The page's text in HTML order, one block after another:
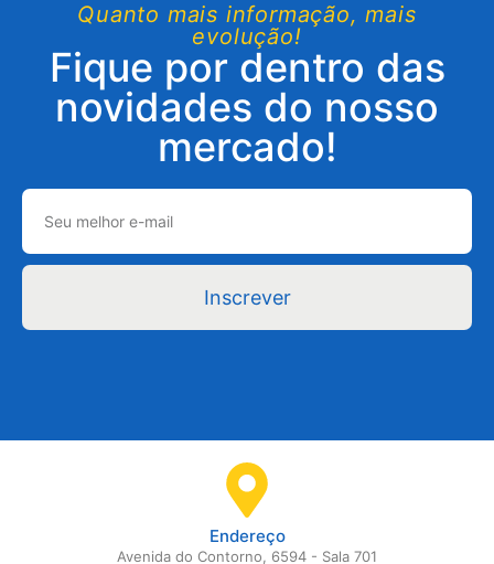
Quanto mais informação, mais
evolução!
Fique por dentro das
novidades do nosso
mercado!
Inscrever
Endereço
Avenida do Contorno, 6594 - Sala 701